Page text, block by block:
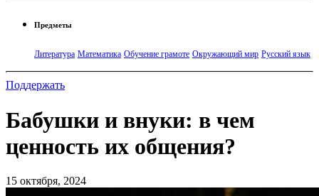
Предметы
Литература Математика Обучение грамоте Окружающий мир Русский язык
Поддержать
Бабушки и внуки: в чем
ценность их общения?
15 октября, 2024